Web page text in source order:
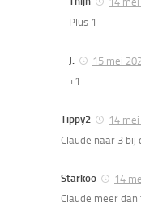
Plus 1
J.
15 mei
+1
Tippy2
14
Claude naar 3 bij
Starkoo
14
Claude meer